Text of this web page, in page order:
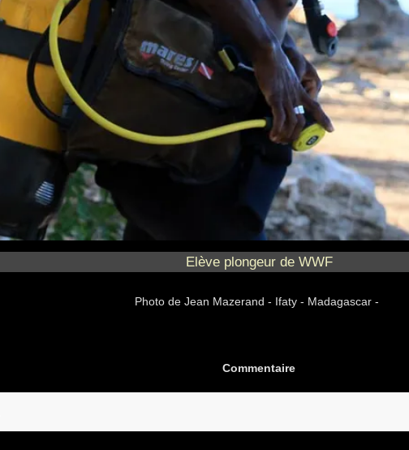
Elève plongeur de WWF
Photode Jean Mazerand - Ifaty - Madagascar -
Commentaire